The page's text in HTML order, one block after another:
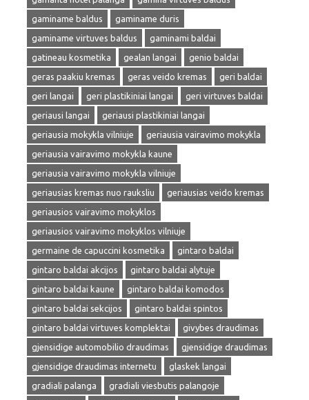
gaminame baldus
gaminame duris
gaminame virtuves baldus
gaminami baldai
gatineau kosmetika
gealan langai
genio baldai
geras paakiu kremas
geras veido kremas
geri baldai
geri langai
geri plastikiniai langai
geri virtuves baldai
geriausi langai
geriausi plastikiniai langai
geriausia mokykla vilniuje
geriausia vairavimo mokykla
geriausia vairavimo mokykla kaune
geriausia vairavimo mokykla vilniuje
geriausias kremas nuo rauksliu
geriausias veido kremas
geriausios vairavimo mokyklos
geriausios vairavimo mokyklos vilniuje
germaine de capuccini kosmetika
gintaro baldai
gintaro baldai akcijos
gintaro baldai alytuje
gintaro baldai kaune
gintaro baldai komodos
gintaro baldai sekcijos
gintaro baldai spintos
gintaro baldai virtuves komplektai
givybes draudimas
gjensidige automobilio draudimas
gjensidige draudimas
gjensidige draudimas internetu
glaskek langai
gradiali palanga
gradiali viesbutis palangoje